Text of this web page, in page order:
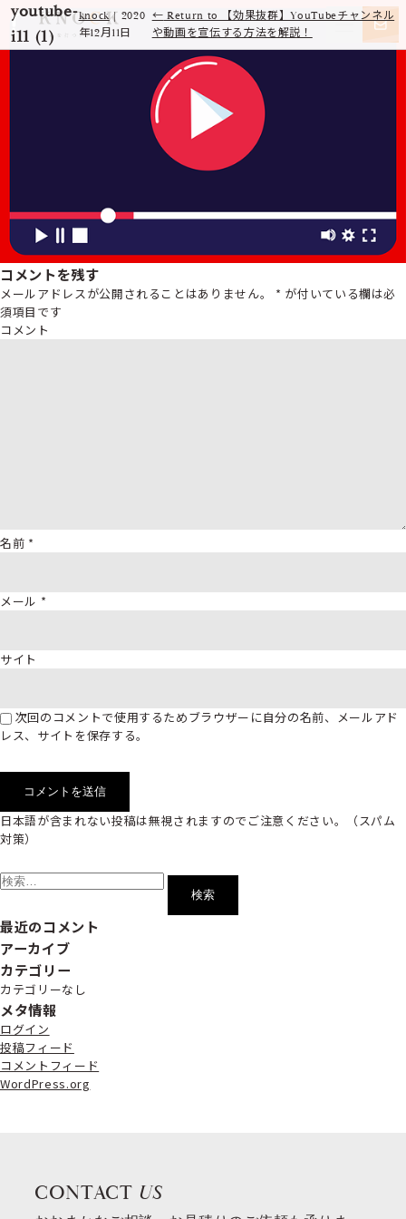
youtube-
i11 (1)
knock | 2020
年12月11日
← Return to 【効果抜群】YouTubeチャンネル
や動画を宣伝する方法を解説！
コメントを残す
メールアドレスが公開されることはありません。 * が付いている欄は必
須項目です
コメント
名前 *
メール *
サイト
次回のコメントで使用するためブラウザーに自分の名前、メールアド
レス、サイトを保存する。
日本語が含まれない投稿は無視されますのでご注意ください。（スパム
対策）
索:
最近のコメント
アーカイブ
カテゴリー
カテゴリーなし
メタ情報
ログイン
投稿フィード
コメントフィード
WordPress.org
CONTACT US